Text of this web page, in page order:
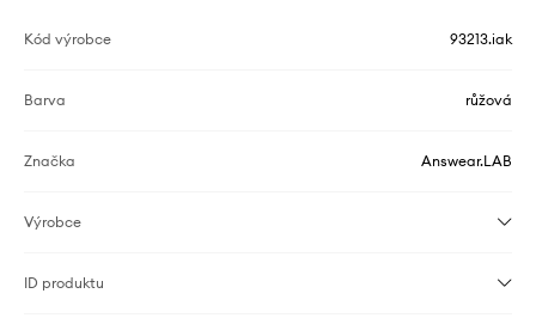
Kód výrobce 93213.iak
Barva růžová
Značka Answear.LAB
Výrobce
ID produktu